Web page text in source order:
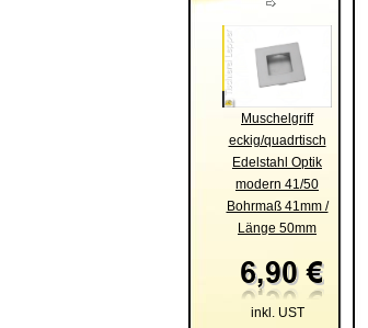
Muschelgriff
eckig/quadrtisch
Edelstahl Optik
modern 41/50
Bohrmaß 41mm /
Länge 50mm
inkl. UST